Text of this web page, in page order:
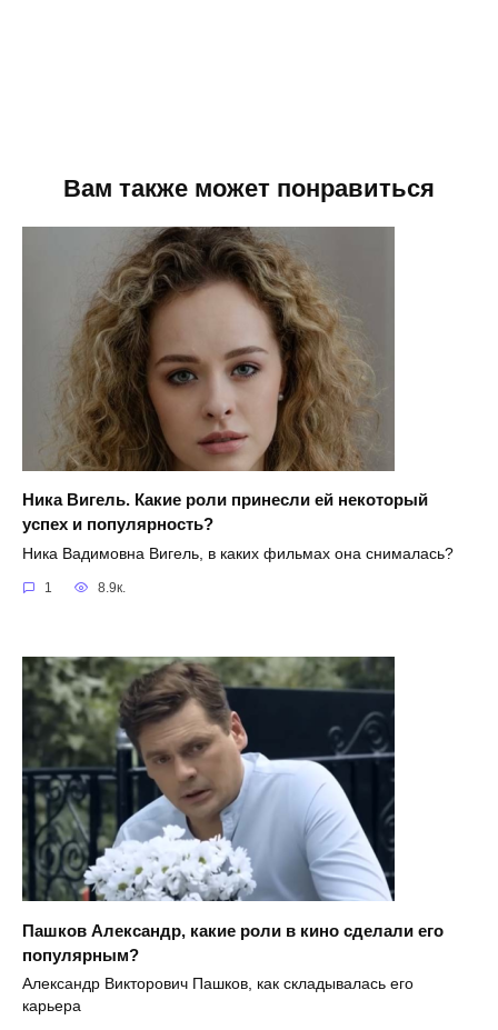
Вам также может понравиться
Ника Вигель. Какие роли принесли ей некоторый
успех и популярность?
Ника Вадимовна Вигель, в каких фильмах она снималась?
1 8.9к.
Пашков Александр, какие роли в кино сделали его
популярным?
Александр Викторович Пашков, как складывалась его
карьера